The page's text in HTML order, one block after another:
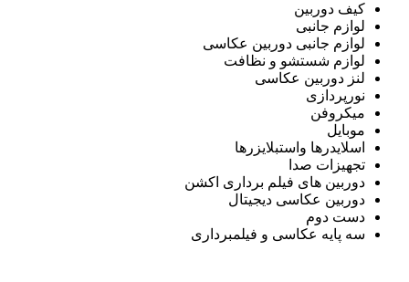
کیف دوربین
لوازم جانبی
لوازم جانبی دوربین عکاسی
لوازم شستشو و نظافت
لنز دوربین عکاسی
نورپردازی
میکروفن
موبایل
اسلایدرها واستبلایزرها
تجهیزات صدا
دوربین های فیلم برداری اکشن
دوربین عکاسی دیجیتال
دست دوم
سه پایه عکاسی و فیلمبرداری